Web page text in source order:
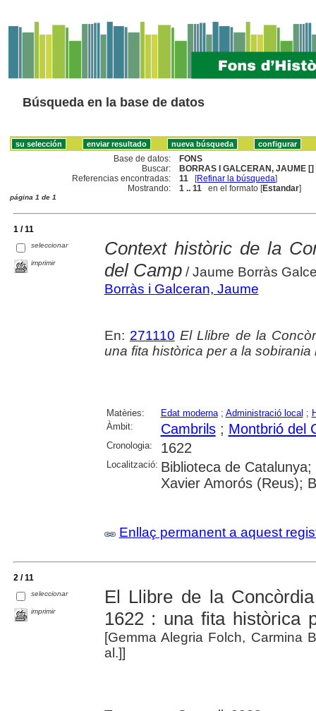
Búsqueda en la base de datos
Base de datos:
FONS
Buscar:
BORRAS I GALCERAN, JAUME []
Referencias encontradas:
11 [Refinar la búsqueda]
Mostrando:
1 .. 11 en el formato [Estandar]
página 1 de 1
1 / 11
seleccionar
imprimir
Context històric de la
del Camp/ Jaume Borràs
Borràs i Galceran, Jaume
En: 271110 El Llibre de la
una fita històrica per a la sobirania
Matèries: Edat moderna; Administració local ;
Àmbit:
Cambrils; Montbrió del
Cronologia: 1622
Localització: Biblioteca de
Xavier Amorós (Reus);
Enllaç permanent a aquest
2 / 11
seleccionar
imprimir
El Llibre de la
1622 : una fita històrica
[Gemma Alegria Folch, Carmina
al.]]